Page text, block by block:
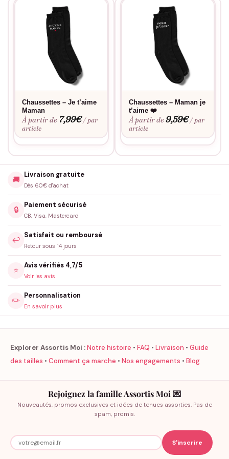
Chaussettes – Je t’aime
Maman
À partir de 7,99€ / par
article
Chaussettes – Maman je
t’aime ❤️
À partir de9,59€ / par
article
🚚
Livraison gratuite
Dès 60€ d'achat
🔒
Paiement sécurisé
CB, Visa, Mastercard
↩️
Satisfait ou remboursé
Retour sous 14 jours
⭐
Avis vérifiés 4,7/5
Voir les avis
✏️
Personnalisation
En savoir plus
Explorer Assortis Moi :Notre histoire • FAQ • Livraison • Guide
des tailles • Comment ça marche • Nos engagements • Blog
Rejoignez la famille Assortis Moi 💌
Nouveautés, promos exclusives et idées de tenues assorties. Pas de
spam, promis.